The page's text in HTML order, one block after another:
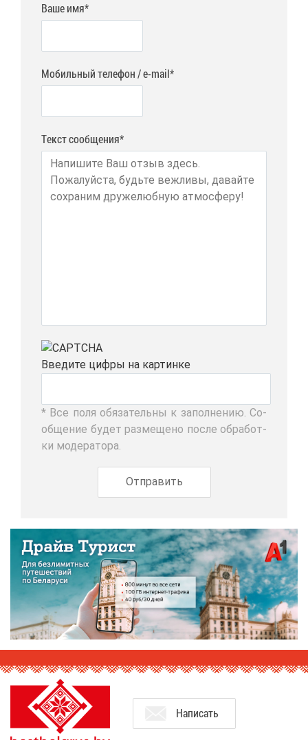
Ваше имя*
Мобильный телефон / e-mail*
Текст сообщения*
Вве­ди­те циф­ры на кар­тин­ке
* Все по­ля обя­за­тель­ны к за­пол­не­нию. Со­
об­ще­ние бу­дет раз­ме­ще­но по­сле об­ра­бот­
ки мо­де­ра­то­ра.
На­пи­сать